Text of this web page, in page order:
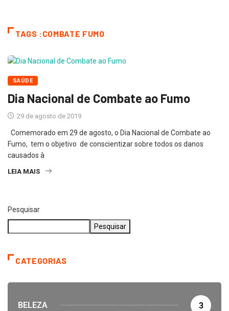
TAGS :COMBATE FUMO
SAÚDE
Dia Nacional de Combate ao Fumo
29 de agosto de 2019
Comemorado em 29 de agosto, o Dia Nacional de Combate ao
Fumo, tem o objetivo de conscientizar sobre todos os danos
causados à
LEIA MAIS
Pesquisar
Pesquisar
CATEGORIAS
BELEZA 3